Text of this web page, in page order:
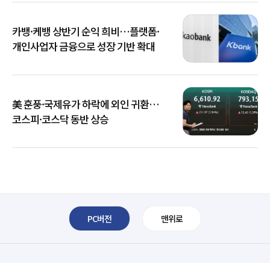
카뱅·케뱅 상반기 순익 희비…플랫폼·
개인사업자 금융으로 성장 기반 확대
美 훈풍·국제유가 하락에 외인 귀환…
코스피·코스닥 동반 상승
PC버전 맨위로